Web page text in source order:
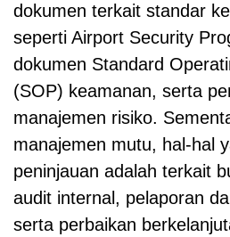
dokumen terkait standar
seperti Airport Security
dokumen Standard
(SOP) keamanan, serta
manajemen risiko.
manajemen mutu, hal-hal
peninjauan adalah terkait
audit internal, pelaporan
serta perbaikan